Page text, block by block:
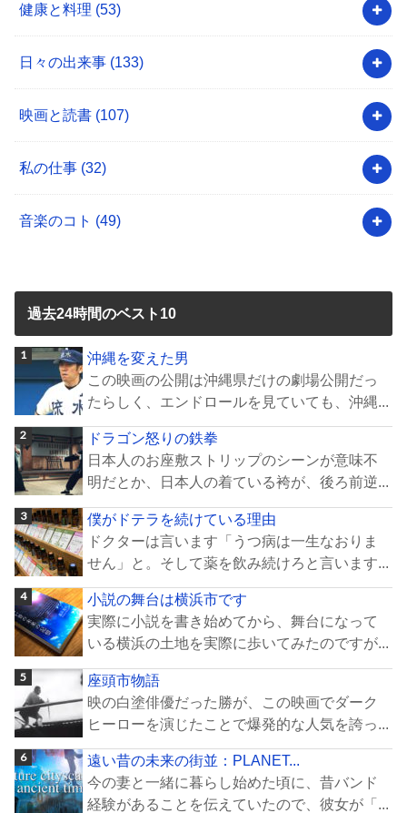
健康と料理 (53)
日々の出来事 (133)
映画と読書 (107)
私の仕事 (32)
音楽のコト (49)
過去24時間のベスト10
沖縄を変えた男
この映画の公開は沖縄県だけの劇場公開だっ
たらしく、エンドロールを見ていても、沖縄...
ドラゴン怒りの鉄拳
日本人のお座敷ストリップのシーンが意味不
明だとか、日本人の着ている袴が、後ろ前逆...
僕がドテラを続けている理由
ドクターは言います「うつ病は一生なおりま
せん」と。そして薬を飲み続けろと言います...
小説の舞台は横浜市です
実際に小説を書き始めてから、舞台になって
いる横浜の土地を実際に歩いてみたのですが...
座頭市物語
映の白塗俳優だった勝が、この映画でダーク
ヒーローを演じたことで爆発的な人気を誇っ...
遠い昔の未来の街並：PLANET...
今の妻と一緒に暮らし始めた頃に、昔バンド
経験があることを伝えていたので、彼女が「...